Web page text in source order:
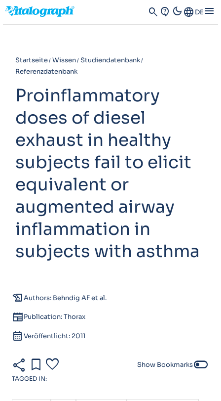
search contact_support dark_modeLanguage DE menu
Startseite Wissen Studiendatenbank
Referenzdatenbank
Proinflammatory
doses of diesel
exhaust in healthy
subjects fail to elicit
equivalent or
augmented airway
inflammation in
subjects with asthma
history_eduAuthors: Behndig AF et al.
newspaperPublication: Thorax
calendar_month Veröffentlicht: 2011
share bookmark favorite Show Bookmarkstoggle_off
TAGGED IN: